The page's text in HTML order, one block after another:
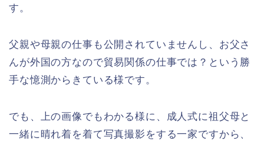
す。
父親や母親の仕事も公開されていませんし、お父さ
んが外国の方なので貿易関係の仕事では？という勝
手な憶測からきている様です。
でも、上の画像でもわかる様に、成人式に祖父母と
一緒に晴れ着を着て写真撮影をする一家ですから、